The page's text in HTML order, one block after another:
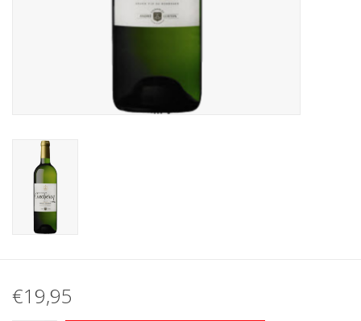
€19,95